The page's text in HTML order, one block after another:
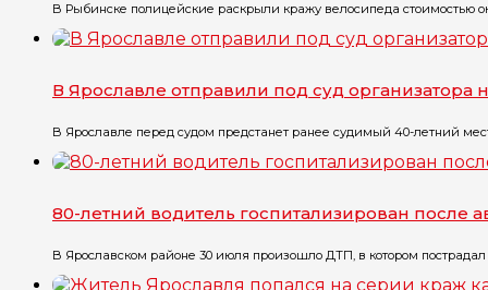
В Рыбинске полицейские раскрыли кражу велосипеда стоимостью
В Ярославле отправили под суд организатора
В Ярославле перед судом предстанет ранее судимый 40-летний
80-летний водитель госпитализирован после
В Ярославском районе 30 июля произошло ДТП, в котором